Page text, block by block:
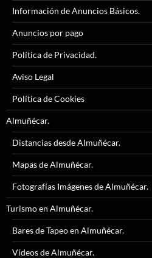
Información de Anuncios Básicos.
Anuncios por pago
Política de Privacidad.
Aviso Legal
Política de Cookies
Almuñécar.
Distancias desde Almuñécar.
Mapas de Almuñécar.
Fotografías Imágenes de Almuñécar.
Turismo en Almuñécar.
Bares de Tapeo en Almuñécar.
Vídeos de Almuñécar.